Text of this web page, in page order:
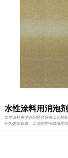
水性涂料用消泡
水性涂料用消泡剂经过特殊工艺精
剂为建筑装修、工业防护等领域的